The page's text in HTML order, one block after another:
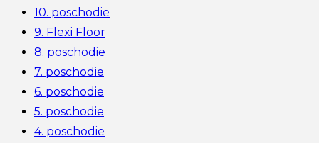
10. poschodie
9. Flexi Floor
8. poschodie
7. poschodie
6. poschodie
5. poschodie
4. poschodie